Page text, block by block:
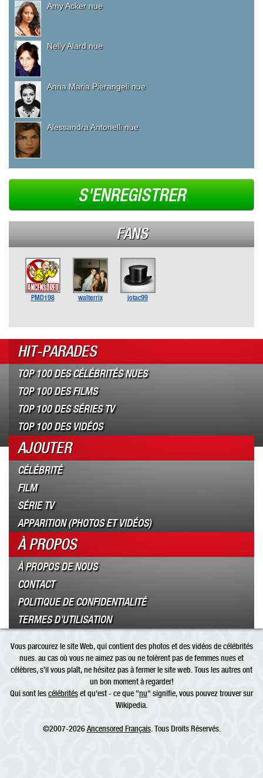
Amy Acker nue
Nelly Alard nue
Anna Maria Pierangeli nue
Alessandra Antonelli nue
S'ENREGISTRER
FANS
PMD198 walterrix jotac99
HIT-PARADES
TOP 100 DES CÉLÉBRITÉS NUES
TOP 100 DES FILMS
TOP 100 DES SÉRIES TV
TOP 100 DES VIDÉOS
AJOUTER
CÉLÉBRITÉ
FILM
SÉRIE TV
APPARITION (PHOTOS ET VIDÉOS)
À PROPOS
À PROPOS DE NOUS
CONTACT
POLITIQUE DE CONFIDENTIALITÉ
TERMES D’UTILISATION
Vous parcourez le site Web, qui contient des photos et des vidéos de célébrités
nues. au cas où vous ne aimez pas ou ne tolèrent pas de femmes nues et
célèbres, s’il vous plaît, ne hésitez pas à fermer le site web. Tous les autres ont
un bon moment à regarder!
Qui sont lescélébritéset qu'est - ce que "nu" signifie, vous pouvez trouver sur
Wikipedia.
©2007-2026Ancensored Français. Tous Droits Réservés.